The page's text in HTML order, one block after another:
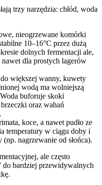
trzy narzędzia: chłód, woda
nieogrzewane komórki
10–16°C przez dużą
dolnych fermentacji ale,
dla prostych lagerów
większej wanny, kuwety
wodą ma wolniejszą
buforuje skoki
oraz wahań
koce, a nawet pudło ze
temperatury w ciągu doby i
nagrzewanie od słońca).
ale często
do bardziej przewidywalnych